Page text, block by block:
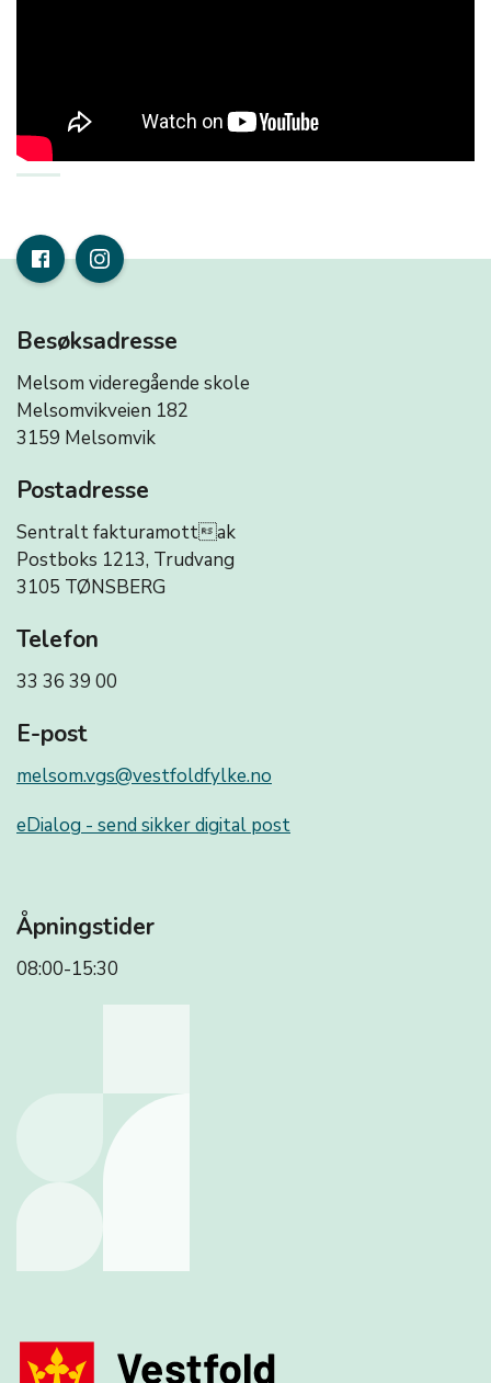
Besøksadresse
Melsom videregående skole
Melsomvikveien 182
3159 Melsomvik
Postadresse
Sentralt fakturamottak
Postboks 1213, Trudvang
3105 TØNSBERG
Telefon
33 36 39 00
E-post
melsom.vgs@vestfoldfylke.no
eDialog - send sikker digital post
Åpningstider
08:00-15:30